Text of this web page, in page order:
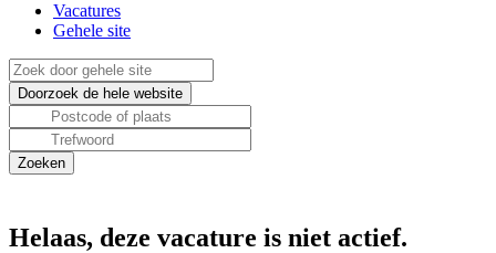
Vacatures
Gehele site
Helaas, deze vacature is niet actief.